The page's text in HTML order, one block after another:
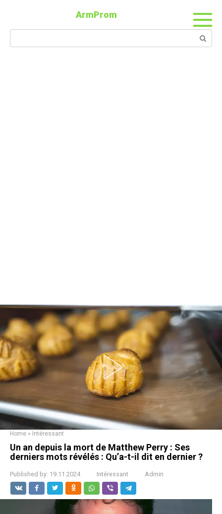
ArmProm
Home » Intéressant
Un an depuis la mort de Matthew Perry : Ses
derniers mots révélés : Qu’a-t-il dit en dernier ?
Published by: 19.11.2024 Intéressant Admin